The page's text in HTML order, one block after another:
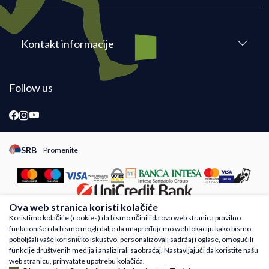
Kontakt informacije
Follow us
SRB Promenite
Promeni instancu sajta, posetite sajtove za druge zemlje
Nastojimo da budemo što precizniji u opisu proizvoda, prikazu slika i samih cena,
ali ne možemo garantovati da su sve informacije kompletne i bez grešaka. Svi
artikli prikazani na sajtu su deo naše ponude i ne podrazumeva da su dostupni u
svakom trenutku. Raspoloživost robe možete proveriti besplatnim pozivom Call
Ova web stranica koristi kolačiće
Koristimo kolačiće (cookies) da bismo učinili da ova web stranica pravilno
funkcioniše i da bismo mogli dalje da unapređujemo web lokaciju kako bismo
poboljšali vaše korisničko iskustvo, personalizovali sadržaj i oglase, omogućili
funkcije društvenih medija i analizirali saobraćaj. Nastavljajući da koristite našu
web stranicu, prihvatate upotrebu kolačića.